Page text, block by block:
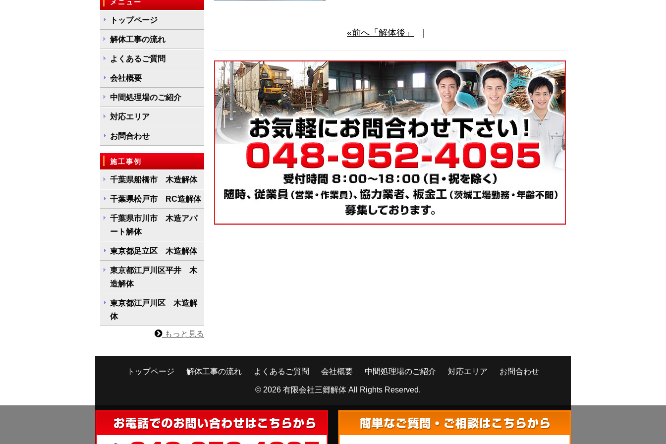
«前へ「解体後」
メニュー
トップページ
解体工事の流れ
よくあるご質問
会社概要
中間処理場のご紹介
対応エリア
お問合わせ
施工事例
千葉県船橋市 木造解体
千葉県松戸市 RC造解体
千葉県市川市 木造アパ
ート解体
東京都足立区 木造解体
東京都江戸川区平井 木
造解体
東京都江戸川区 木造解
体
もっと見る
トップページ 解体工事の流れ よくあるご質問 会社概要 中間処理場のご紹介 対応エリア お問合わせ
© 2026 有限会社三郷解体 All Rights Reserved.